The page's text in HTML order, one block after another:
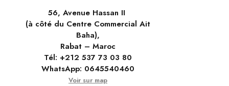
56, Avenue Hassan II
(à côté du Centre Commercial Ait
Baha),
Rabat – Maroc
Tél: +212 537 73 03 80
WhatsApp: 0645540460
Voir sur map